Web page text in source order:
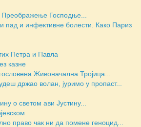
Преображење Господње...
пад и инфективне болести. Како Париз
Петра и Павла
казне
Живоначална Тројица...
држао волан, јуримо у пропаст...
о светом ави Јустину...
право чак ни да помене геноцид...